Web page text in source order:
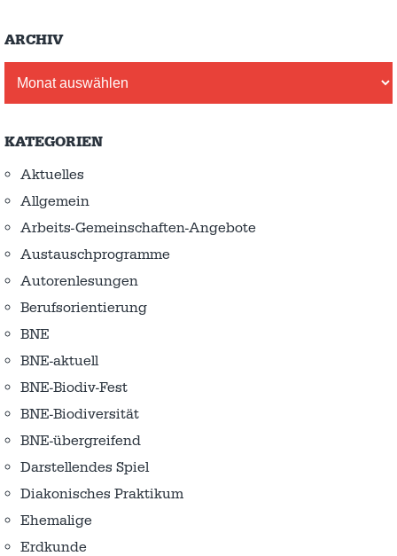
ARCHIV
KATEGORIEN
Aktuelles
Allgemein
Arbeits-Gemeinschaften-Angebote
Austausch­programme
Autorenlesungen
Berufsorientierung
BNE
BNE-aktuell
BNE-Biodiv-Fest
BNE-Biodiversität
BNE-übergreifend
Darstellendes Spiel
Diakonisches Praktikum
Ehemalige
Erdkunde